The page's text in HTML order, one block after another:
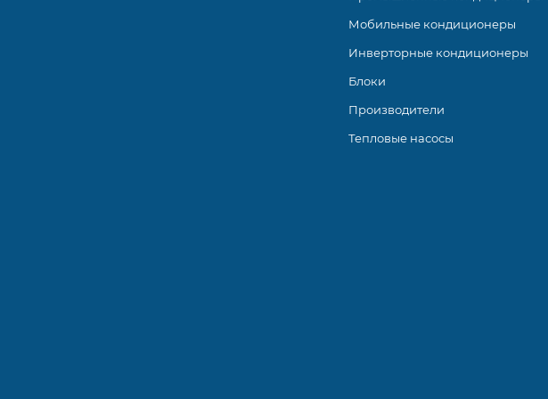
Мобильные кондиционеры
Инверторные кондиционеры
Блоки
Производители
Тепловые насосы